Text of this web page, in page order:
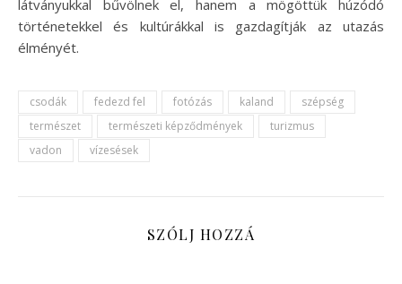
látványukkal bűvölnek el, hanem a mögöttük húzódó
történetekkel és kultúrákkal is gazdagítják az utazás
élményét.
csodák fedezd fel fotózás kaland
szépség
természet
természeti képződmények
turizmus
vadon
vízesések
SZÓLJ HOZZÁ